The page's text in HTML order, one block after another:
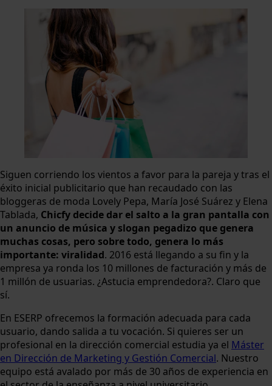
Siguen corriendo los vientos a favor para la pareja y tras el
éxito inicial publicitario que han recaudado con las
bloggeras de moda Lovely Pepa, María José Suárez y Elena
Tablada, Chicfy decide dar el salto a la gran pantalla con
un anuncio de música y slogan pegadizo que genera
muchas cosas, pero sobre todo, genera lo más
importante: viralidad. 2016 está llegando a su fin y la
empresa ya ronda los 10 millones de facturación y más de
1 millón de usuarias. ¿Astucia emprendedora?. Claro que
sí.
En ESERP ofrecemos la formación adecuada para cada
usuario, dando salida a tu vocación. Si quieres ser un
profesional en la dirección comercial estudia ya el Máster
en Dirección de Marketing y Gestión Comercial. Nuestro
equipo está avalado por más de 30 años de experiencia en